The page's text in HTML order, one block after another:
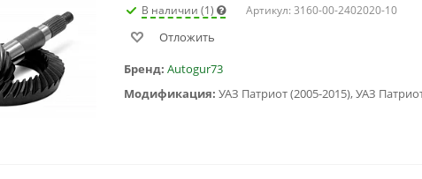
В наличии (1) Артикул: 3160-00-2402020-10
Отложить
Бренд: Autogur73
Модификация: